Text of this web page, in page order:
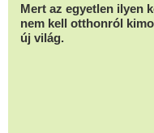
Mert az egyetlen ilyen
nem kell otthonról
új világ.